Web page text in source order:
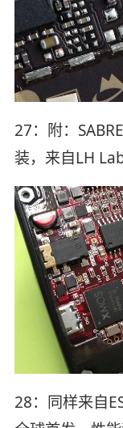
27：附：
装，来自LH
28：同样来自